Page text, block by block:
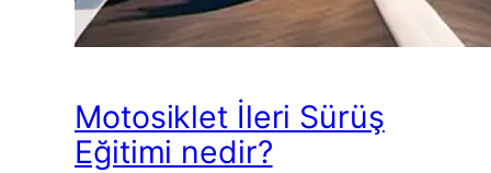
Motosiklet İleri Sürüş
Eğitimi nedir?